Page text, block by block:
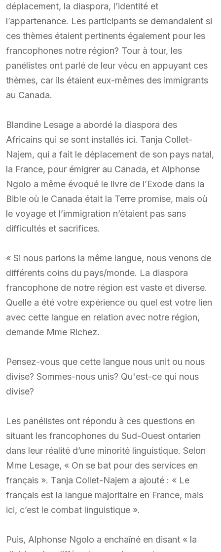
déplacement, la diaspora, l’identité et
l’appartenance. Les participants se demandaient si
ces thèmes étaient pertinents également pour les
francophones notre région? Tour à tour, les
panélistes ont parlé de leur vécu en appuyant ces
thèmes, car ils étaient eux-mêmes des immigrants
au Canada.
Blandine Lesage a abordé la diaspora des
Africains qui se sont installés ici. Tanja Collet-
Najem, qui a fait le déplacement de son pays natal,
la France, pour émigrer au Canada, et Alphonse
Ngolo a même évoqué le livre de l’Exode dans la
Bible où le Canada était la Terre promise, mais où
le voyage et l’immigration n’étaient pas sans
difficultés et sacrifices.
« Si nous parlons la même langue, nous venons de
différents coins du pays/monde. La diaspora
francophone de notre région est vaste et diverse.
Quelle a été votre expérience ou quel est votre lien
avec cette langue en relation avec notre région,
demande Mme Richez.
Pensez-vous que cette langue nous unit ou nous
divise? Sommes-nous unis? Qu'est-ce qui nous
divise?
Les panélistes ont répondu à ces questions en
situant les francophones du Sud-Ouest ontarien
dans leur réalité d’une minorité linguistique. Selon
Mme Lesage, « On se bat pour des services en
français ». Tanja Collet-Najem a ajouté : « Le
français est la langue majoritaire en France, mais
ici, c’est le combat linguistique ».
Puis, Alphonse Ngolo a enchaîné en disant « la